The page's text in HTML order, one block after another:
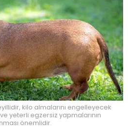
kilo almalarını engelleyecek
yeterli egzersiz yapmalarının
önemlidir.